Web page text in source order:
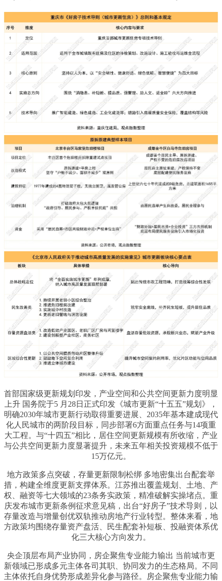
首部国家级更新规划印发，产业空间和公共空间更新力度明显
上升 国务院于5 月28日正式印发《城市更新“十五五”规划》，
明确2030年城市更新行动取得重要进展、2035年基本建成现代
化人民城市的两阶段目标，同步部署6方面重点任务与14项重
大工程。与“十四五”相比，居住空间更新规模有所收缩，产业
与公共空间更新力度显著提升，未来五年相关投资规模不低于
15万亿元。
地方政策多点突破，存量更新限制松绑 多地密集出台配套举
措，构建全维度更新支撑体系。江苏推出覆盖规划、土地、产
权、融资等七大领域的23条务实政策，精准破解实操堵点。重
庆发布城市更新条例征求意见稿，出台“好房子”技术导则，以
存量改造与增量创优双轨推动房地产行业转型。整体来看，地
方政策均围绕存量资产盘活、民生配套补短板、投融资体系优
化三大核心方向发力。
央企顶层布局产业协同，房企聚焦专业能力输出 当前城市更
新领域已形成多元主体各司其职、协同发力的生态格局。不同
主体依托自身优势形成差异化参与路径。房企聚焦专业能力输